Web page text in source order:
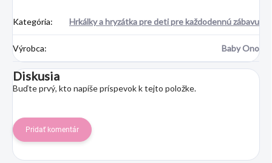
Kategória: Hrkálky a hryzátka pre deti pre každodennú zábavu
Výrobca: Baby Ono
Diskusia
Buďte prvý, kto napíše príspevok k tejto položke.
Pridať komentár